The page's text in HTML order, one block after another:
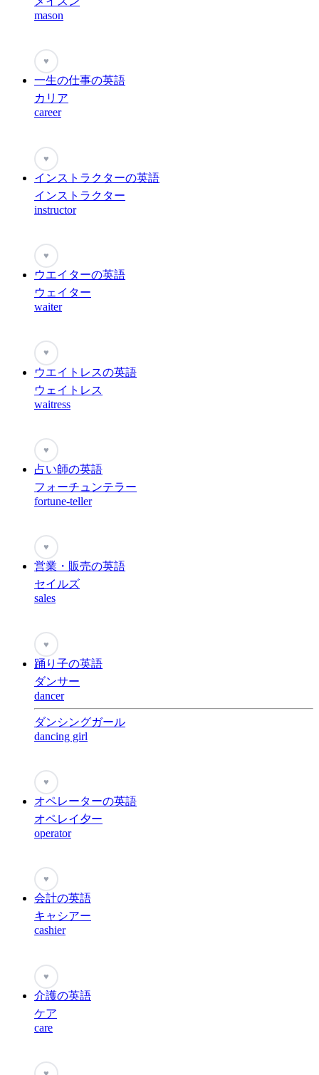
mason
♥
一生の仕事の英語
カリア
career
♥
インストラクターの英語
インストラクター
instructor
♥
ウエイターの英語
ウェイター
waiter
♥
ウエイトレスの英語
ウェイトレス
waitress
♥
占い師の英語
フォーチュンテラー
fortune-teller
♥
営業・販売の英語
セイルズ
sales
♥
踊り子の英語
ダンサー
dancer
ダンシングガール
dancing girl
♥
オペレーターの英語
オペレイ夕ー
operator
♥
会計の英語
キャシアー
cashier
♥
介護の英語
ケア
care